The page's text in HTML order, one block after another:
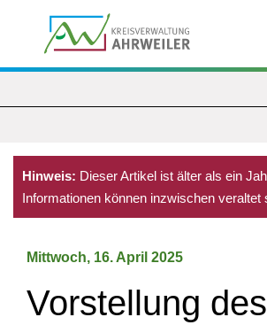
Hinweis: Dieser Artikel ist älter als ein
Informationen können inzwischen veraltet
Mittwoch, 16. April 2025
Vorstellung des